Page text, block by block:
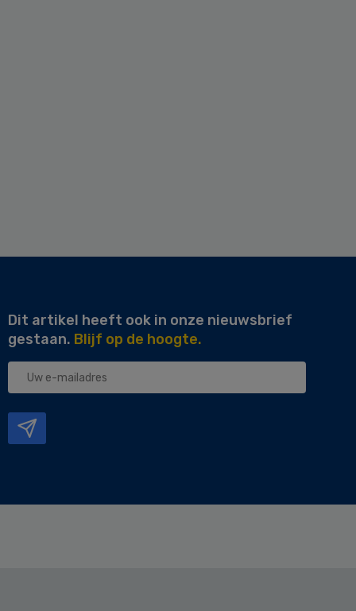
Dit artikel heeft ook in onze nieuwsbrief
gestaan. Blijf op de hoogte.
Uw